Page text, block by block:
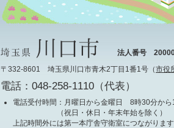
法人番号
〒332-8601 埼玉県川口市青木2丁目1番1号（市役
電話：048-258-1110（代表）
電話受付時間 ：月曜日から金曜日 8時30分か
（祝日・休日・年末年始を除く）
上記時間外には第一本庁舎守衛室につながりま